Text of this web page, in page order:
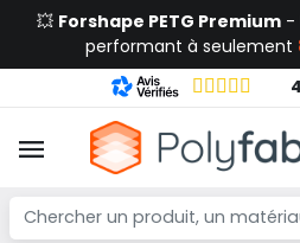
💥 Forshape PETG Premium -
performant à seulement